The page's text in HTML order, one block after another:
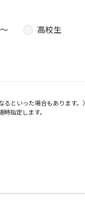
高校生
といった場合もあります。）
指定します。